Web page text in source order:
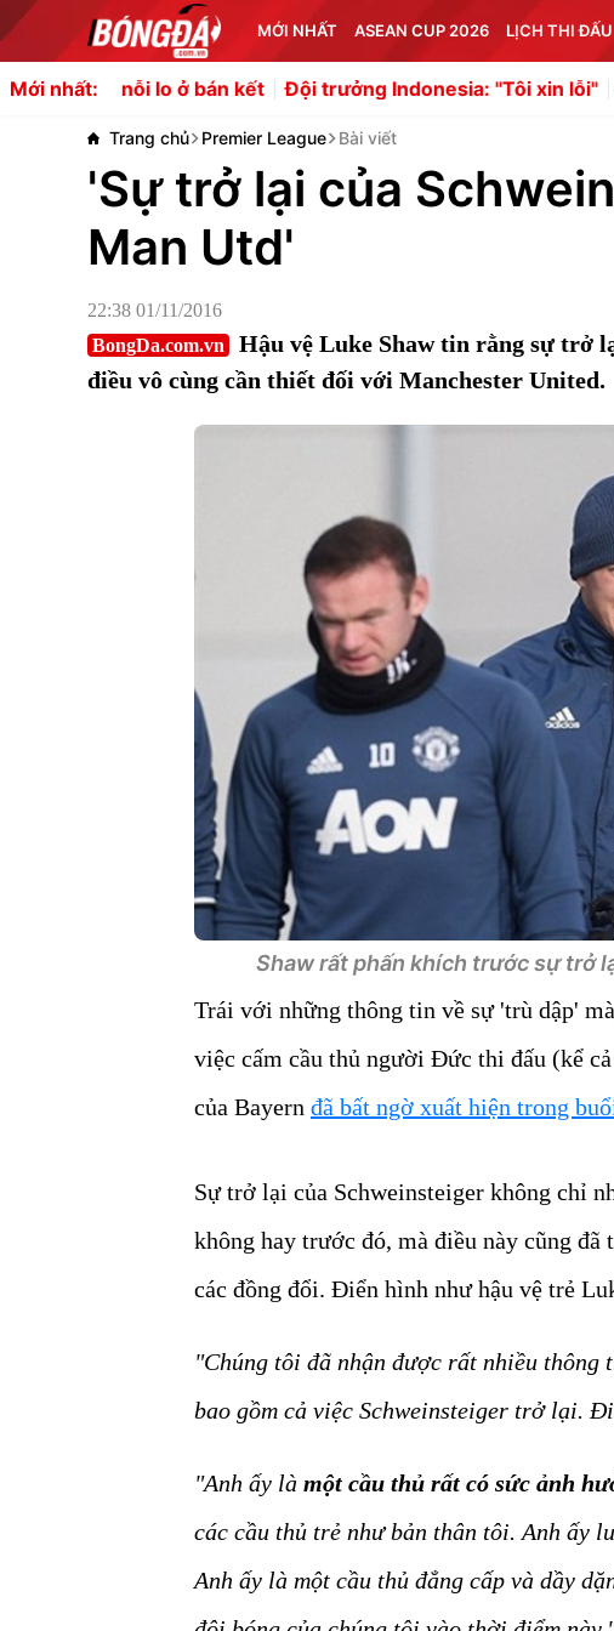
MỚI NHẤT ASEAN CUP 2026 LỊCH THI ĐẤU
Mới nhất:
nỗi lo ở bán kết Đội trưởng Indonesia: "Tôi xin lỗi" Liverpool
Trang chủ Premier League Bài viết
'Sự trở lại của
Man Utd'
22:38 01/11/2016
BongDa.com.vn
Hậu vệ Luke Shaw tin rằng sự trở
điều vô cùng cần thiết đối với Manchester United.
Shaw rất phấn khích trước sự trở
Trái với những thông tin về sự 'trù dập' mà
việc cấm cầu thủ người Đức thi đấu (kể
của Bayern đã bất ngờ xuất hiện trong
Sự trở lại của Schweinsteiger không chỉ
không hay trước đó, mà điều này cũng
các đồng đổi. Điển hình như hậu vệ trẻ
"Chúng tôi đã nhận được rất nhiều thông
bao gồm cả việc Schweinsteiger trở lại.
"Anh ấy là một cầu thủ rất có sức ảnh
các cầu thủ trẻ như bản thân tôi. Anh ấy
Anh ấy là một cầu thủ đẳng cấp và dầy